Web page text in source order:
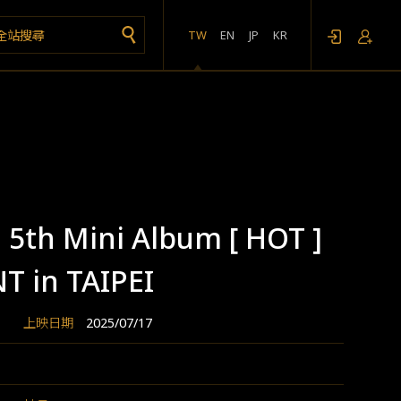
TW EN JP KR
5th Mini Album [ HOT ]
in TAIPEI
上映日期 2025/07/17